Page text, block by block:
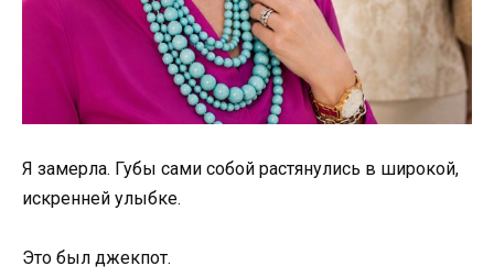
Я замерла. Губы сами собой растянулись в широкой,
искренней улыбке.
Это был джекпот.